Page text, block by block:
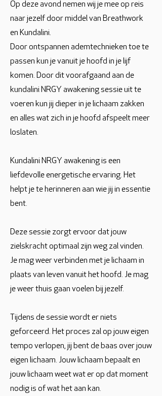
Op deze avond nemen wij je mee op reis
naar jezelf door middel van Breathwork
en Kundalini.
Door ontspannen ademtechnieken toe te
passen kun je vanuit je hoofd in je lijf
komen. Door dit voorafgaand aan de
kundalini NRGY awakening sessie uit te
voeren kun jij dieper in je lichaam zakken
en alles wat zich in je hoofd afspeelt meer
loslaten.
Kundalini NRGY awakening is een
liefdevolle energetische ervaring. Het
helpt je te herinneren aan wie jij in essentie
bent.
Deze sessie zorgt ervoor dat jouw
zielskracht optimaal zijn weg zal vinden.
Je mag weer verbinden met je lichaam in
plaats van leven vanuit het hoofd. Je mag
je weer thuis gaan voelen bij jezelf.
Tijdens de sessie wordt er niets
geforceerd. Het proces zal op jouw eigen
tempo verlopen, jij bent de baas over jouw
eigen lichaam. Jouw lichaam bepaalt en
jouw lichaam weet wat er op dat moment
nodig is of wat het aan kan.